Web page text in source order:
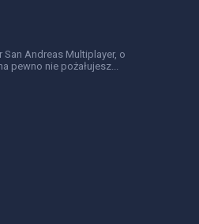
San Andreas Multiplayer, o
pewno nie pożałujesz...